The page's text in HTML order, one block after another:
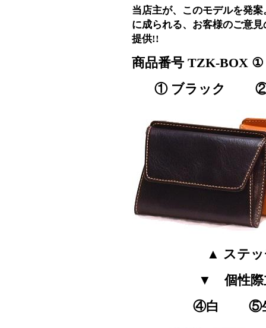
当店主が、このモデルを発
に成られる、お客様のご意
提供!!
商品番号 TZK-BOX
① ブラック ②
▲ ステ
▼ 個性際
④白 ⑤生